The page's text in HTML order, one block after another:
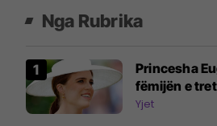
Nga Rubrika
Princesha
fëmijën e
Yjet